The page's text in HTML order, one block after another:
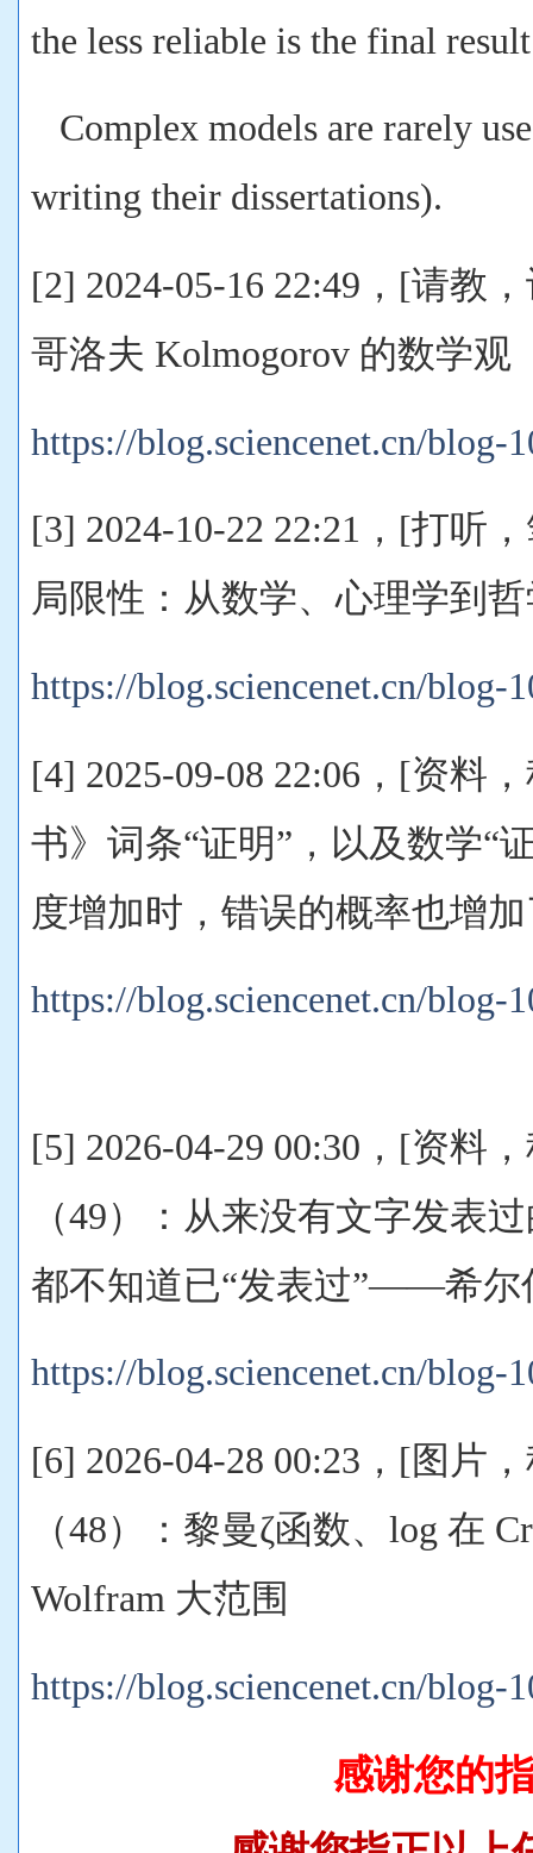
the less reliable is the final
Complex models are rarely
writing their dissertations).
[2] 2024-05-16 22:49，[请教
哥洛夫 Kolmogorov 的数学观
https://blog.sciencenet.cn/blog-
[3] 2024-10-22 22:21，[打听
局限性：从数学、心理学到
https://blog.sciencenet.cn/blog-
[4] 2025-09-08 22:06，[资料
书》词条“证明”，以及数学“
度增加时，错误的概率也增
https://blog.sciencenet.cn/blog-
[5] 2026-04-29 00:30，[资料
（49）：从来没有文字发表
都不知道已“发表过”——希尔
https://blog.sciencenet.cn/blog-
[6] 2026-04-28 00:23，[图片
（48）：黎曼ζ函数、log 在
Wolfram 大范围
https://blog.sciencenet.cn/blog-
感谢您的